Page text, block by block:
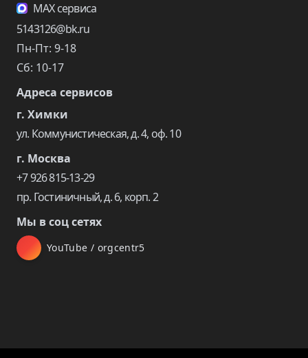
MAX сервиса
5143126@bk.ru
Пн-Пт: 9-18
Сб: 10-17
Адреса сервисов
г. Химки
ул. Коммунистическая, д. 4, оф. 10
г. Москва
+7 926 815-13-29
пр. Гостиничный, д. 6, корп. 2
Мы в соц сетях
YouTube / orgcentr5